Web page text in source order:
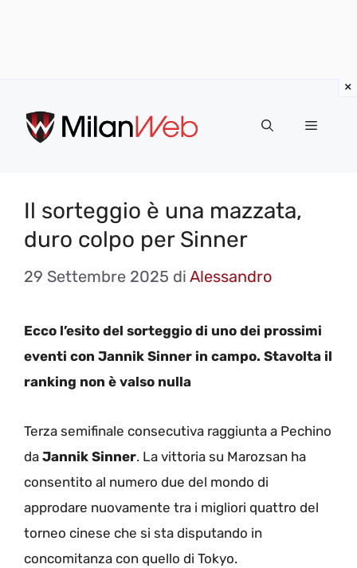
contenuto
MENU
Il sorteggio è una mazzata,
duro colpo per Sinner
29 Settembre 2025 di Alessandro
Ecco l’esito del sorteggio di uno dei prossimi
eventi con Jannik Sinner in campo. Stavolta il
ranking non è valso nulla
Terza semifinale consecutiva raggiunta a Pechino
da Jannik Sinner. La vittoria su Marozsan ha
consentito al numero due del mondo di
approdare nuovamente tra i migliori quattro del
torneo cinese che si sta disputando in
concomitanza con quello di Tokyo.